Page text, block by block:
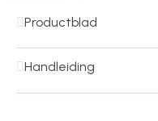
Productblad
Handleiding